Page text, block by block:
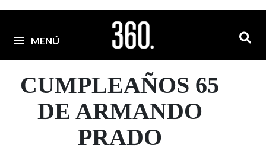
MENÚ
CUMPLEAÑOS 65
DE ARMANDO
PRADO